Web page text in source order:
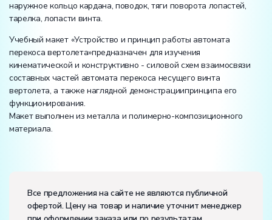
наружное кольцо кардана, поводок, тяги поворота лопастей,
тарелка, лопасти винта.
Учебный макет «Устройство и принцип работы автомата
перекоса вертолета»предназначен для изучения
кинематической и конструктивно - силовой схем взаимосвязи
составных частей автомата перекоса несущего винта
вертолета, а также наглядной демонстрациипринципа его
функционирования.
Макет выполнен из металла и полимерно-композиционного
материала.
Размеры (Д x Ш x В):
Потребляемая мощность, В·А:50
Все предложения на сайте не являются публичной
офертой. Цену на товар и наличие уточнит менеджер